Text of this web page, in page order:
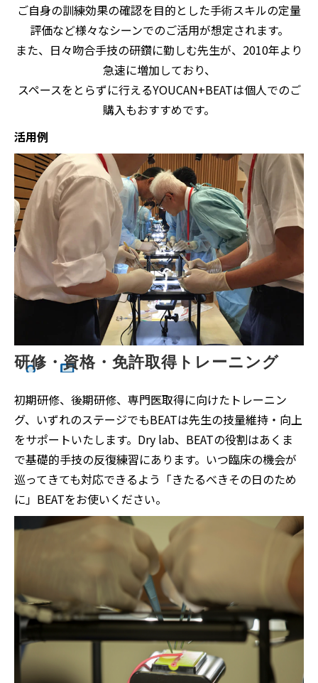
ご自身の訓練効果の確認を目的とした手術スキルの定量
評価など様々なシーンでのご活用が想定されます。
また、日々吻合手技の研鑽に勤しむ先生が、2010年より
急速に増加しており、
スペースをとらずに行えるYOUCAN+BEATは個人でのご
購入もおすすめです。
活用例
研修・資格・免許取得トレーニング
初期研修、後期研修、専門医取得に向けたトレーニン
グ、いずれのステージでもBEATは先生の技量維持・向上
をサポートいたします。Dry lab、BEATの役割はあくま
で基礎的手技の反復練習にあります。いつ臨床の機会が
巡ってきても対応できるよう「きたるべきその日のため
に」BEATをお使いください。